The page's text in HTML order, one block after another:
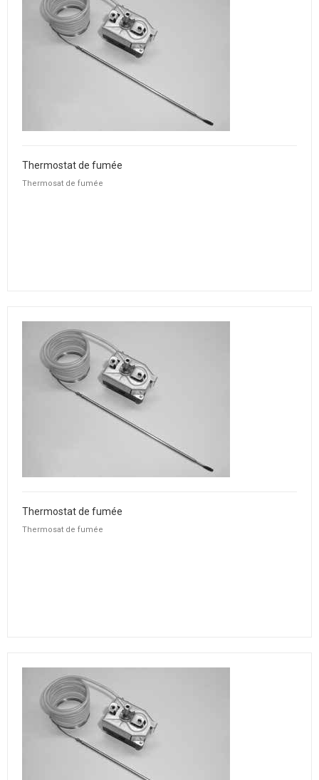
Thermostat de fumée
Thermosat de fumée
Thermostat de fumée
Thermosat de fumée